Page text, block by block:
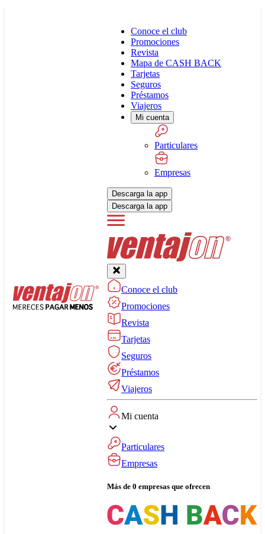
Conoce el club
Promociones
Revista
Mapa de CASH BACK
Tarjetas
Seguros
Préstamos
Viajeros
Mi cuenta
Particulares
Empresas
Descarga la app
Descarga la app
Conoce el club
Promociones
Revista
Tarjetas
Seguros
Préstamos
Viajeros
Mi cuenta
Particulares
Empresas
Más de 0 empresas que ofrecen